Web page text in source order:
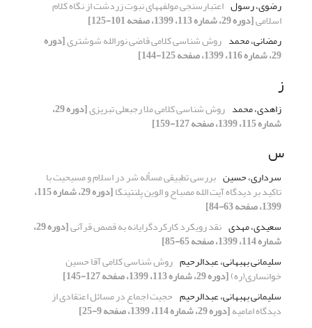
رضوی، رسول اعتبارسنجی مولفه‏های نبوت زردشت از نگاه کلام
اسلامی[دوره 29، شماره 113، 1399، صفحه 101-125]
رمضانی، محمد روش شناسی کلامی قاضی نورالله شوشتری[دوره
29، شماره 116، 1399، صفحه 125-144]
ز
زاهدی، محمد روش شناسی کلامی ملا رجبعلی تبریزی [دوره 29،
شماره 115، 1399، صفحه 127-159]
س
سرداری، حسین بررسی تطبیقی مسأله شر در اسلام و مسیحیت با
تاکید بر دیدگاه آیت الله مصباح و الوین پلنتینگا [دوره 29، شماره 115،
1399، صفحه 63-84]
سعیدی، مهدی نقد رویکرد کارکردگرایانه به قصص قرآنی [دوره 29،
شماره 114، 1399، صفحه 65-85]
سلیمانی بهبهانی، عبدالرحیم روش شناسی کلامی آقا حسین
خوانساری(ره)[دوره 29، شماره 113، 1399، صفحه 127-145]
سلیمانی بهبهانی، عبدالرحیم حجیت اجماع در مسائل اعتقادی از
دیدگاه امامیه[دوره 29، شماره 114، 1399، صفحه 9-25]